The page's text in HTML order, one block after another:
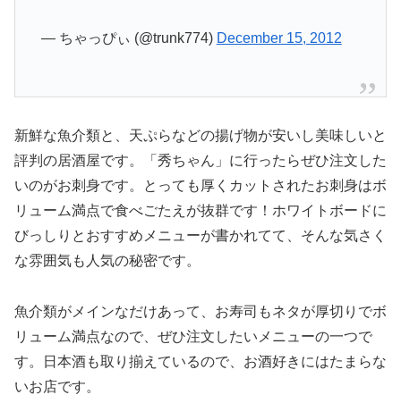
— ちゃっぴぃ (@trunk774) December 15, 2012
新鮮な魚介類と、天ぷらなどの揚げ物が安いし美味しいと
評判の居酒屋です。「秀ちゃん」に行ったらぜひ注文した
いのがお刺身です。とっても厚くカットされたお刺身はボ
リューム満点で食べごたえが抜群です！ホワイトボードに
びっしりとおすすめメニューが書かれてて、そんな気さく
な雰囲気も人気の秘密です。
魚介類がメインなだけあって、お寿司もネタが厚切りでボ
リューム満点なので、ぜひ注文したいメニューの一つで
す。日本酒も取り揃えているので、お酒好きにはたまらな
いお店です。